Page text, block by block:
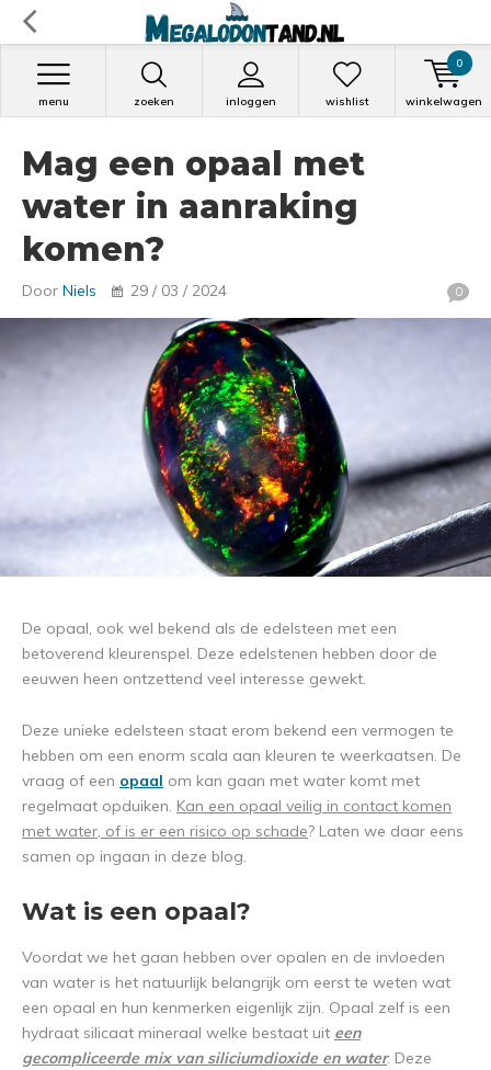
zoeken inloggen
menu wishlist winkelwagen
0
Mag een opaal met
water in aanraking
komen?
Door Niels 29 / 03 / 2024 0
De opaal, ook wel bekend als de edelsteen met een
betoverend kleurenspel. Deze edelstenen hebben door de
eeuwen heen ontzettend veel interesse gewekt.
Deze unieke edelsteen staat erom bekend een vermogen te
hebben om een enorm scala aan kleuren te weerkaatsen. De
vraag of een opaal om kan gaan met water komt met
regelmaat opduiken. Kan een opaal veilig in contact komen
met water, of is er een risico op schade? Laten we daar eens
samen op ingaan in deze blog.
Wat is een opaal?
Voordat we het gaan hebben over opalen en de invloeden
van water is het natuurlijk belangrijk om eerst te weten wat
een opaal en hun kenmerken eigenlijk zijn. Opaal zelf is een
hydraat silicaat mineraal welke bestaat uit een
gecompliceerde mix van siliciumdioxide en water. Deze